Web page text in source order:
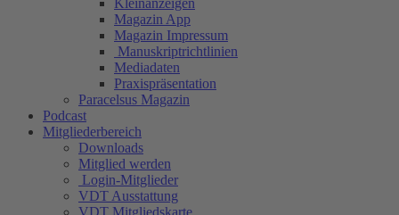
Kleinanzeigen
Magazin App
Magazin Impressum
Manuskriptrichtlinien
Mediadaten
Praxispräsentation
Paracelsus Magazin
Podcast
Mitgliederbereich
Downloads
Mitglied werden
Login-Mitglieder
VDT Ausstattung
VDT Mitgliedskarte